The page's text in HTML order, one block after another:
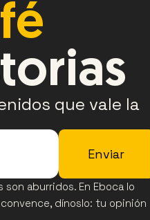
que vale la
Enviar
aburridos. En Eboca lo
dínoslo: tu opinión